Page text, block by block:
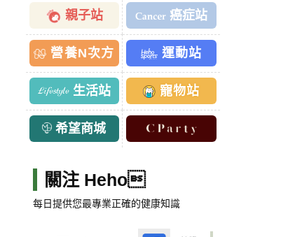
親子站 癌症站
營養N次方 運動站
生活站 寵物站
希望商城
關注 Heho
每日提供您最專業正確的健康知識